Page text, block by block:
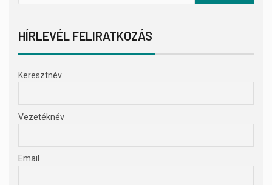
HÍRLEVÉL FELIRATKOZÁS
Keresztnév
Vezetéknév
Email